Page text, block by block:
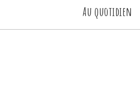
Au quotidien